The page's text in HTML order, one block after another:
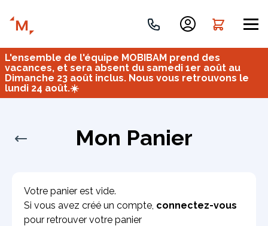
Créez votre projet de A à Z
L'ensemble de l'équipe MOBIBAM prend des
vacances, et sera absent du samedi 1er août au
Dimanche 23 août inclus. Nous vous retrouvons le
lundi 24 août.☀️
Mon Panier
Votre panier est vide.
Si vous avez créé un compte, connectez-vous
pour retrouver votre panier